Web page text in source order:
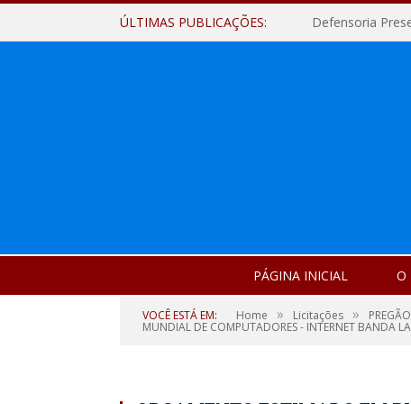
ÚLTIMAS PUBLICAÇÕES: Defensoria
PÁGINA INICIAL O
VOCÊ ESTÁ EM: Home » Licitações »
MUNDIAL DE COMPUTADORES - INTERNET BANDA